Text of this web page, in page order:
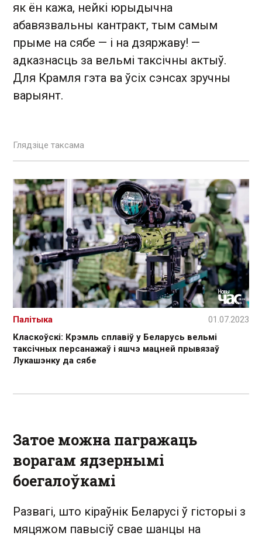
як ён кажа, нейкі юрыдычна
абавязвальны кантракт, тым самым
прыме на сябе — і на дзяржаву! —
адказнасць за вельмі таксічны актыў.
Для Крамля гэта ва ўсіх сэнсах зручны
варыянт.
Глядзіце таксама
Класкоўскі: Крэмль сплавіў у Беларусь вельмі
таксічных персанажаў і яшчэ мацней прывязаў
Лукашэнку да сябе
Палітыка 01.07.2023
Затое можна пагражаць
ворагам ядзернымі
боегалоўкамі
Развагі, што кіраўнік Беларусі ў гісторыі з
мяцяжом павысіў свае шанцы на